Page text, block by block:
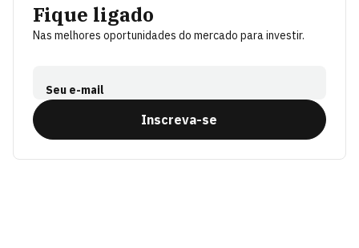
Fique ligado
Nas melhores oportunidades do mercado para investir.
Seu e-mail
Inscreva-se